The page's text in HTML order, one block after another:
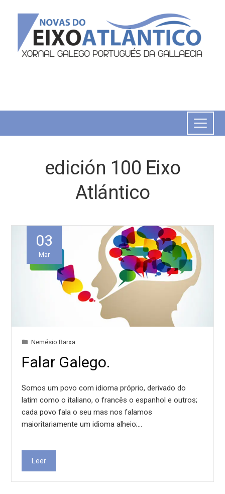
edición 100 Eixo
Atlántico
03
Mar
Nemésio Barxa
Falar Galego.
Somos um povo com idioma próprio, derivado do
latim como o italiano, o francês o espanhol e outros;
cada povo fala o seu mas nos falamos
maioritariamente um idioma alheio;…
Leer